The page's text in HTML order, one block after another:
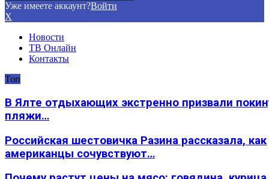
Уже имеете аккаунт?Войти
X
Новости
ТВ Онлайн
Контакты
Топ
В Ялте отдыхающих экстренно призвали
пляжи…
Российская шестовичка Разина рассказала, как
американцы сочувствуют…